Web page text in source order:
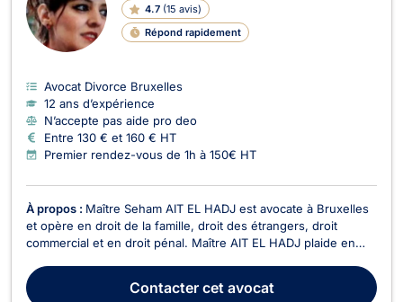
4.7 (15 avis)
Répond rapidement
G
N
E
Avocat Divorce Bruxelles
12 ans d’expérience
N’accepte pas aide pro deo
Entre 130 € et 160 € HT
Premier rendez-vous de 1h à 150€ HT
À propos : Maître Seham AIT EL HADJ est avocate à Bruxelles
et opère en droit de la famille, droit des étrangers, droit
commercial et en droit pénal. Maître AIT EL HADJ plaide en
divorce à l’amiable ou contentieux, aux partages de
succession entre ayants droit, à la co...
Contactercet avocat